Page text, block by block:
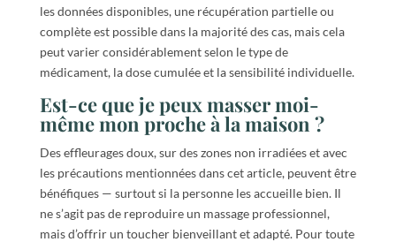
les données disponibles, une récupération partielle ou
complète est possible dans la majorité des cas, mais cela
peut varier considérablement selon le type de
médicament, la dose cumulée et la sensibilité individuelle.
Est-ce que je peux masser moi-
même mon proche à la maison ?
Des effleurages doux, sur des zones non irradiées et avec
les précautions mentionnées dans cet article, peuvent être
bénéfiques — surtout si la personne les accueille bien. Il
ne s’agit pas de reproduire un massage professionnel,
mais d’offrir un toucher bienveillant et adapté. Pour toute